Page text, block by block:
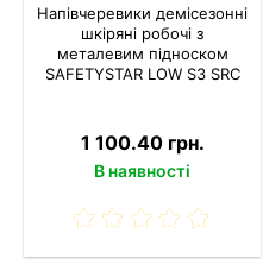
Напівчеревики демісезонні
шкіряні робочі з
металевим підноском
SAFETYSTAR LOW S3 SRC
1 100.40 грн.
В наявності